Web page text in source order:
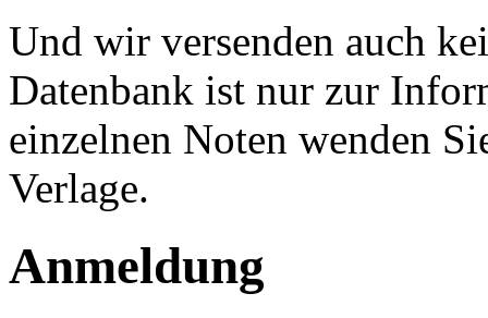
Und wir versenden auch
Datenbank ist nur zur
einzelnen Noten wenden
Verlage.
Anmeldung